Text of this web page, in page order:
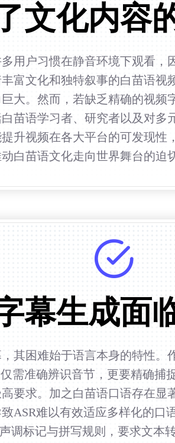
文化内容
用户习惯在静音环境下观看
富文化和独特叙事的白苗语
大。然而，若缺乏精确的视
苗语学习者、研究者以及对多
升视频在各大平台的可发现性
白苗语文化走向世界舞台的迫
幕生成面
其困难始于语言本身的特性。
需准确辨识音节，更要精确
要求。加之白苗语口语存在显
ASR难以有效适应多样化的口
调标记与拼写规则，要求文本